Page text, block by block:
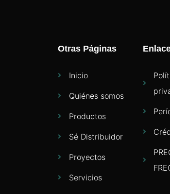
Otras Páginas
Inicio
Quiénes somos
Productos
Sé Distribuidor
Proyectos
Servicios